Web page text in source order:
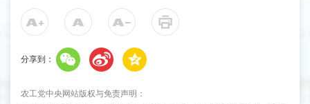
分享到：
农工党中央网站版权与免责声明：